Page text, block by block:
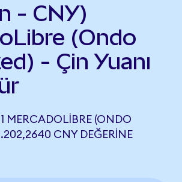
- CNY)
(Ondo
- Çin Yuanı
MERCADOLIBRE (ONDO
CNY DEĞERINE